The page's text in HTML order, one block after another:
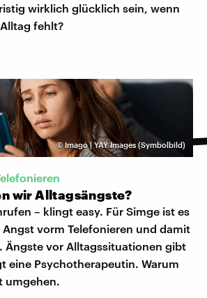
wirklich glücklich sein, wenn
fehlt?
©Imago | YAY Images (Symbolbild)
wir Alltagsängste?
– klingt easy. Für Simge ist es
vorm Telefonieren und damit
Ängste vor Alltagssituationen gibt
eine Psychotherapeutin. Warum
umgehen.